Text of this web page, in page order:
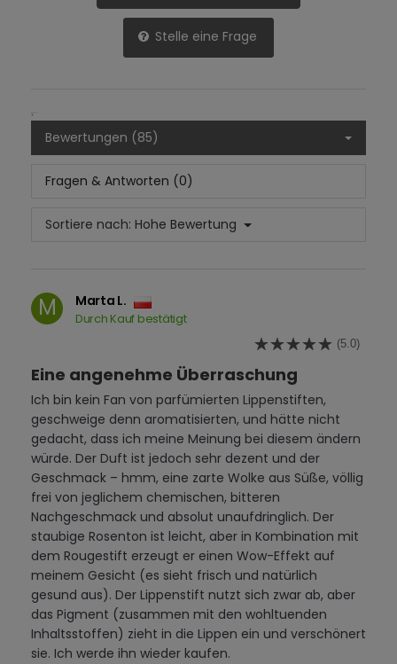
Stelle eine Frage
Bewertungen (85)
Fragen & Antworten (0)
Sortiere nach: Hohe Bewertung
M Marta L.
Durch Kauf bestätigt
(5.0)
Eine angenehme Überraschung
Ich bin kein Fan von parfümierten Lippenstiften,
geschweige denn aromatisierten, und hätte nicht
gedacht, dass ich meine Meinung bei diesem ändern
würde. Der Duft ist jedoch sehr dezent und der
Geschmack – hmm, eine zarte Wolke aus Süße, völlig
frei von jeglichem chemischen, bitteren
Nachgeschmack und absolut unaufdringlich. Der
staubige Rosenton ist leicht, aber in Kombination mit
dem Rougestift erzeugt er einen Wow-Effekt auf
meinem Gesicht (es sieht frisch und natürlich
gesund aus). Der Lippenstift nutzt sich zwar ab, aber
das Pigment (zusammen mit den wohltuenden
Inhaltsstoffen) zieht in die Lippen ein und verschönert
sie. Ich werde ihn wieder kaufen.